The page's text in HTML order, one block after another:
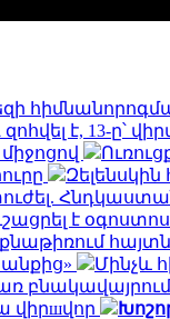
է, 13-ը՝
միջոցով
է
Մինչև
բնակավայրում
վիրшվոր